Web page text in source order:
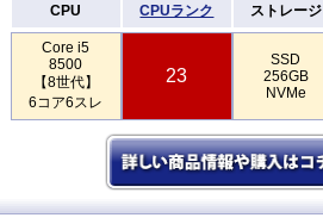
CPU CPUランク ストレージ
Core i5
8500
【8世代】
6コア6スレ
23
SSD
256GB
NVMe